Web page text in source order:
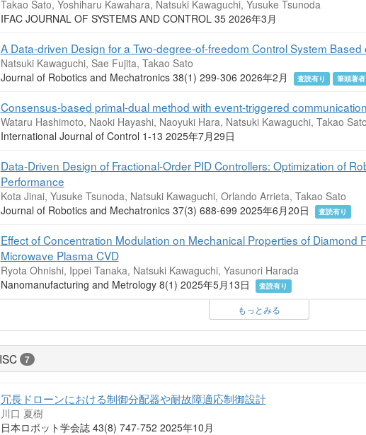
Takao Sato, Yoshiharu Kawahara, Natsuki Kawaguchi, Yusuke Tsunoda
IFAC JOURNAL OF SYSTEMS AND CONTROL 35 2026年3月
A Data-driven Design for a Two-degree-of-freedom Control System
Natsuki Kawaguchi, Sae Fujita, Takao Sato
Journal of Robotics and Mechatronics 38(1) 299-306 2026年2月
査読有り 筆頭著者
Consensus-based primal-dual method with event-triggered communication
Wataru Hashimoto, Naoki Hayashi, Naoyuki Hara, Natsuki Kawaguchi, Takao
International Journal of Control 1-13 2025年7月29日
Data-Driven Design of Fractional-Order PID Controllers: Optimization of
Performance
Kota Jinai, Yusuke Tsunoda, Natsuki Kawaguchi, Orlando Arrieta, Takao Sato
Journal of Robotics and Mechatronics 37(3) 688-699 2025年6月20日
査読有り
Effect of Concentration Modulation on Mechanical Properties of Diamond
Microwave Plasma CVD
Ryota Ohnishi, Ippei Tanaka, Natsuki Kawaguchi, Yasunori Harada
Nanomanufacturing and Metrology 8(1) 2025年5月13日
査読有り
もっとみる
7
冗長ドローンにおける制御分配器や耐故障適応制御設計
川口 夏樹
日本ロボット学会誌 43(8) 747-752 2025年10月